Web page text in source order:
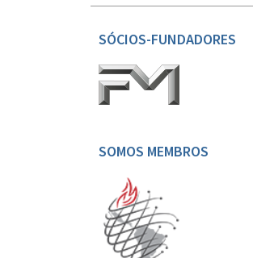
SÓCIOS-FUNDADORES
SOMOS MEMBROS